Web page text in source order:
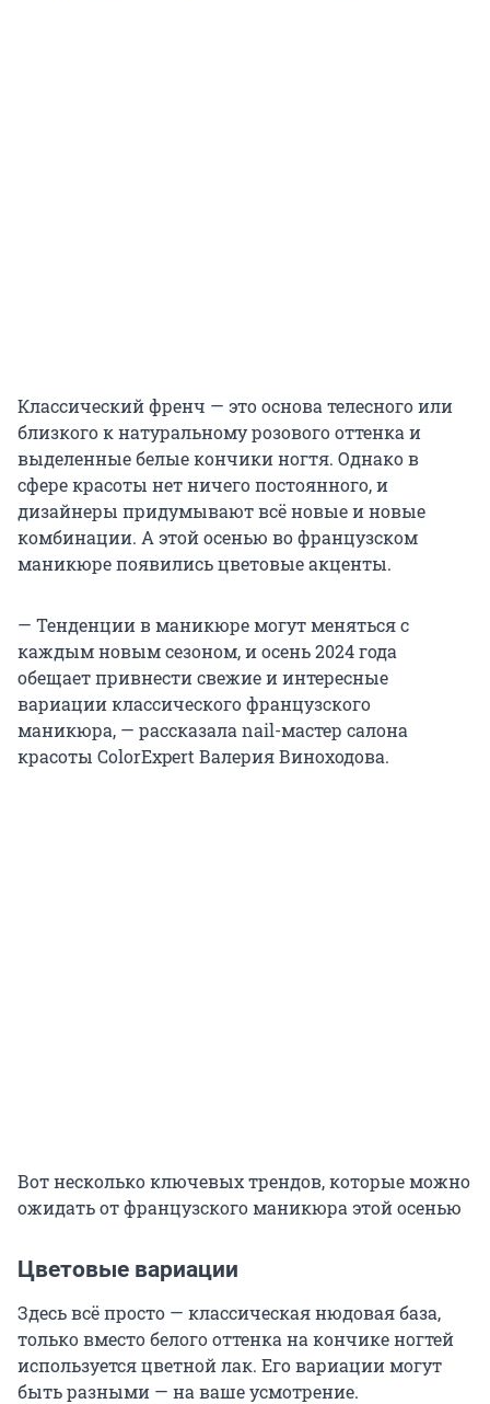
Классический френч — это основа телесного или
близкого к натуральному розового оттенка и
выделенные белые кончики ногтя. Однако в
сфере красоты нет ничего постоянного, и
дизайнеры придумывают всё новые и новые
комбинации. А этой осенью во французском
маникюре появились цветовые акценты.
— Тенденции в маникюре могут меняться с
каждым новым сезоном, и осень 2024 года
обещает привнести свежие и интересные
вариации классического французского
маникюра, — рассказала nail-мастер салона
красоты ColorExpert Валерия Виноходова.
Вот несколько ключевых трендов, которые можно
ожидать от французского маникюра этой осенью
Цветовые вариации
Здесь всё просто — классическая нюдовая база,
только вместо белого оттенка на кончике ногтей
используется цветной лак. Его вариации могут
быть разными — на ваше усмотрение.